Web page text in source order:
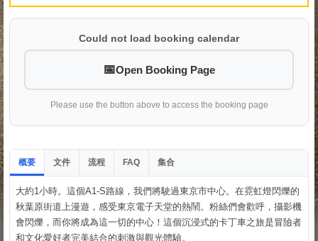
Could not load booking calendar
Open Booking Page
Please use the button above to access the booking page
概要 文件 流程 FAQ 集合
大約1小時。這個A1-S路線，我們將駛過東京市中心。在霓虹燈閃爍的
秋葉原街道上漫遊，感受東京電子天堂的熱鬧。粉絲們會歡呼，攝影機
會閃爍，而你將成為這一切的中心！這個沉浸式的卡丁車之旅是冒險者
和文化愛好者完美結合的刺激與觀光體驗。